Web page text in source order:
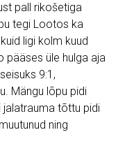
pall rikošetiga
tegi Lootos ka
ligi kolm kuud
pääses üle hulga aja
seisuks 9:1,
Mängu lõpu pidi
tõttu pidi
ning